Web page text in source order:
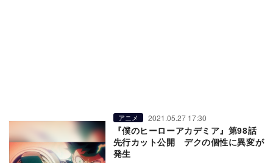
アニメ 2021.05.27 17:30
『僕のヒーローアカデミア』第98話
先行カット公開 デクの個性に異変が
発生